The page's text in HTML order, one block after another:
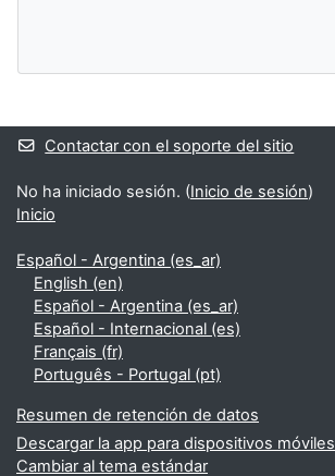
Bloques suplementarios
Contactar con el soporte del sitio
No ha iniciado sesión. (Inicio de sesión)
Inicio
Español - Argentina ‎(es_ar)‎
English ‎(en)‎
Español - Argentina ‎(es_ar)‎
Español - Internacional ‎(es)‎
Français ‎(fr)‎
Português - Portugal ‎(pt)‎
Resumen de retención de datos
Descargar la app para dispositivos móviles
Cambiar al tema estándar